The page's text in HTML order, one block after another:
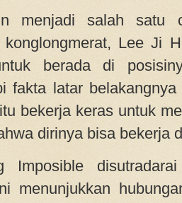
menjadi salah satu
konglongmerat, Lee Ji
berada di
fakta latar
bekerja keras untuk
dirinya bisa bekerja
Imposible
menunjukkan